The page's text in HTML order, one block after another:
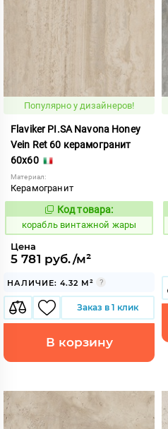
Популярно у дизайнеров!
Flaviker PI.SA Navona Honey
Vein Ret 60 керамогранит
60x60
Материал:
Керамогранит
767525
Код товара:
корабль винтажной жары
Цена
5 781 руб./м²
НАЛИЧИЕ: 4.32 М²
Заказ в 1 клик
В корзину